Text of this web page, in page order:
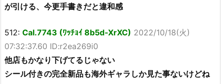
が引ける、今更手書きだと違和感
512: Cal.7743 (ﾜｯﾁｮｲ 8b5d-XrXC) 2022/10/18(火)
07:32:37.60 ID:r2ea269i0
他店もかなり下げてるじゃない
シール付きの完全新品も海外ギャラしか見た事ないけどね